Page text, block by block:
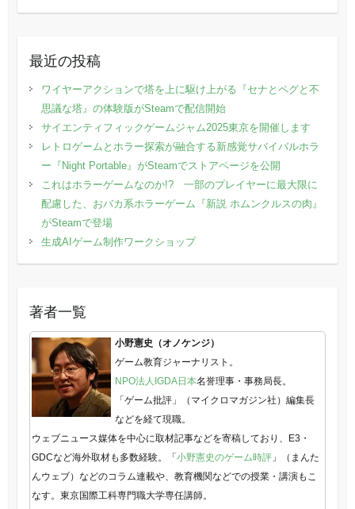
最近の投稿
ワイヤーアクションで塔を上に駆け上がる『セナとペグと不
思議な塔』の体験版がSteamで配信開始
サイエンティフィックゲームジャム2025東京を開催します
レトロゲームとホラー探索が融合する新感覚サバイバルホラ
ー『Night Portable』がSteamでストアページを公開
これはホラーゲームなのか!? 一部のプレイヤーに最大限に
配慮した、おバカ系ホラーゲーム『新説 ホムンクルスの肉』
がSteamで登場
生成AIゲーム制作ワークショップ
著者一覧
小野憲史（オノケンジ）
ゲーム教育ジャーナリスト。
NPO法人IGDA日本名誉理事・事務局長。
「ゲーム批評」（マイクロマガジン社）編集長
などを経て現職。
ウェブニュース媒体を中心に取材記事などを寄稿しており、E3・
GDCなど海外取材も多数経験。「小野憲史のゲーム時評」（まんた
んウェブ）などのコラム連載や、教育機関などでの授業・講演もこ
なす。東京国際工科専門職大学専任講師。